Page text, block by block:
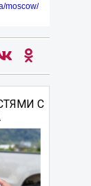
moscow/
С